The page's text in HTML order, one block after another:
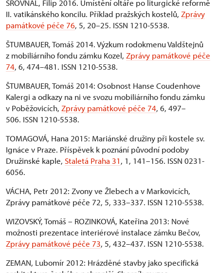
SROVNAL, Filip 2016. Umístění oltáře po liturgické reformě
II. vatikánského koncilu. Příklad pražských kostelů, Zprávy
památkové péče 76, 5, 20–25. ISSN 1210-5538.
ŠTUMBAUER, Tomáš 2014. Výzkum rodokmenu Valdštejnů
z mobiliárního fondu zámku Kozel, Zprávy památkové péče
74, 6, 474–481. ISSN 1210-5538.
ŠTUMBAUER, Tomáš 2014: Osobnost Hanse Coudenhove
Kalergi a odkazy na ni ve svozu mobiliárního fondu zámku
v Poběžovicích, Zprávy památkové péče 74, 6, 497–
506. ISSN 1210-5538.
TOMAGOVÁ, Hana 2015: Mariánské družiny při kostele sv.
Ignáce v Praze. Příspěvek k poznání původní podoby
Družinské kaple, Staletá Praha 31, 1, 141–156. ISSN 0231-
6056.
VÁCHA, Petr 2012: Zvony ve Žlebech a v Markovicích,
Zprávy památkové péče 72, 5, 333–337. ISSN 1210-5538.
WIZOVSKÝ, Tomáš – ROZINKOVÁ, Kateřina 2013: Nové
možnosti prezentace interiérové instalace zámku Bečov,
Zprávy památkové péče 73, 5, 432–437. ISSN 1210-5538.
ZEMAN, Lubomír 2012: Hrázděné stavby jako specifická